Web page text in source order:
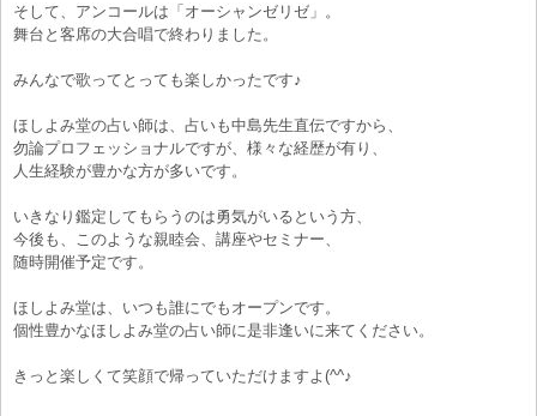
そして、アンコールは「オーシャンゼリゼ」。
舞台と客席の大合唱で終わりました。
みんなで歌ってとっても楽しかったです♪
ほしよみ堂の占い師は、占いも中島先生直伝ですから、
勿論プロフェッショナルですが、様々な経歴が有り、
人生経験が豊かな方が多いです。
いきなり鑑定してもらうのは勇気がいるという方、
今後も、このような親睦会、講座やセミナー、
随時開催予定です。
ほしよみ堂は、いつも誰にでもオープンです。
個性豊かなほしよみ堂の占い師に是非逢いに来てください。
きっと楽しくて笑顔で帰っていただけますよ(^^♪